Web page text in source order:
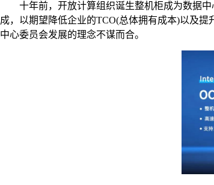
十年前，开放计算组织诞生整机柜成为数据中
成，以期望降低企业的TCO(总体拥有成本)以及提
中心委员会发展的理念不谋而合。